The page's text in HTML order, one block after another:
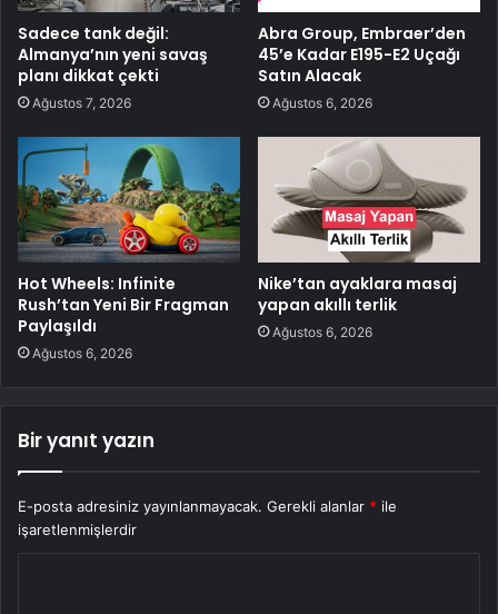
Sadece tank değil:
Almanya’nın yeni savaş
planı dikkat çekti
Ağustos 7, 2026
Abra Group, Embraer’den
45’e Kadar E195-E2 Uçağı
Satın Alacak
Ağustos 6, 2026
Hot Wheels: Infinite
Rush’tan Yeni Bir Fragman
Paylaşıldı
Ağustos 6, 2026
Nike’tan ayaklara masaj
yapan akıllı terlik
Ağustos 6, 2026
Bir yanıt yazın
E-posta adresiniz yayınlanmayacak. Gerekli alanlar * ile
işaretlenmişlerdir